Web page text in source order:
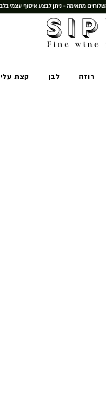
מתאימה - ניתן לבצע איסוף עצמי
רוזה לבן קצת